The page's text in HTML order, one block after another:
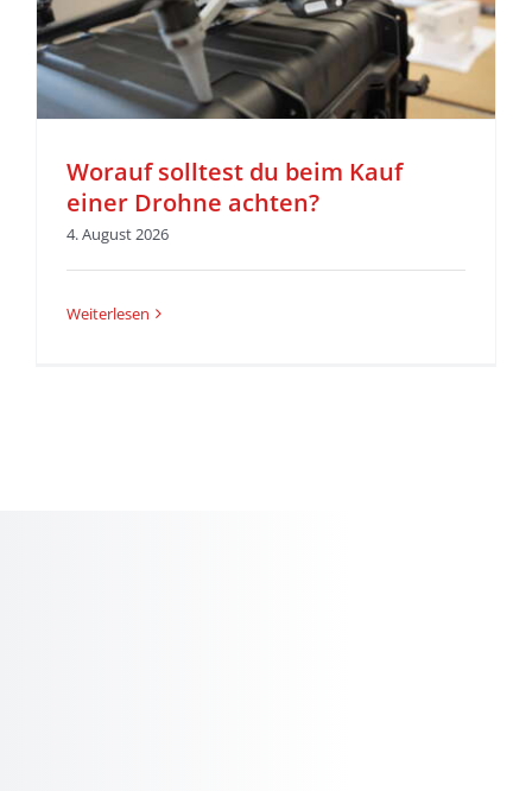
Worauf solltest du beim Kauf
einer Drohne achten?
4. August 2026
Weiterlesen